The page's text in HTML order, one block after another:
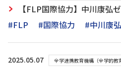
【FLP国際協力】中川康弘
#FLP
#国際協力 #中川康
2025.05.07 全学連携教育機構（全学的教